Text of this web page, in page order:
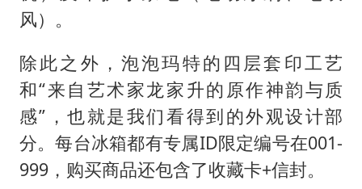
风）。
除此之外，泡泡玛特的四层套印工艺
和“来自艺术家龙家升的原作神韵与质
感”，也就是我们看得到的外观设计部
分。每台冰箱都有专属ID限定编号在001-
999，购买商品还包含了收藏卡+信封。